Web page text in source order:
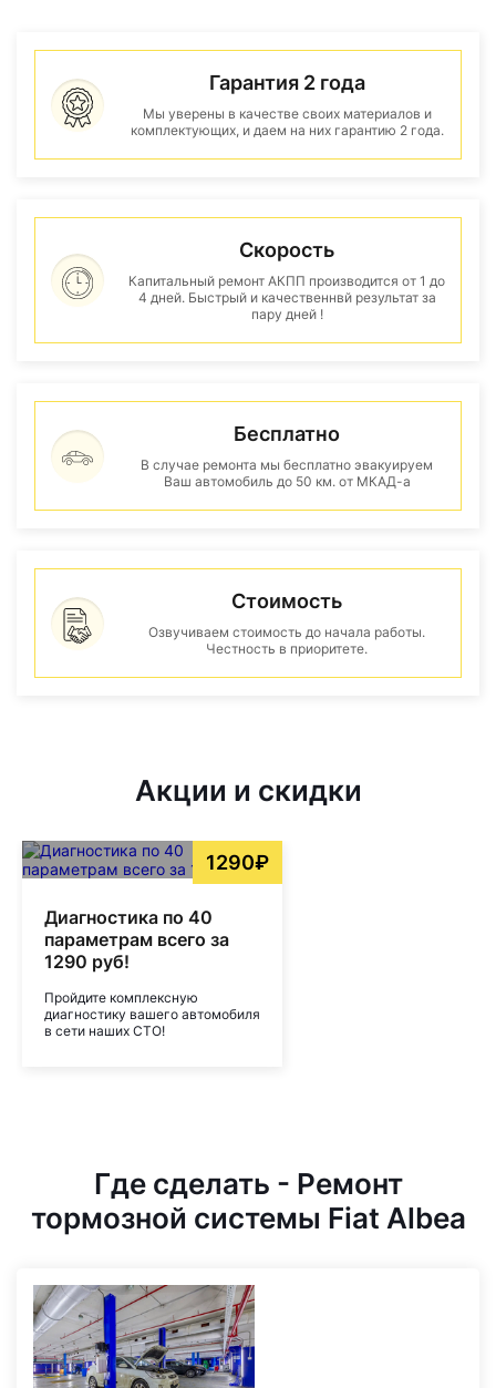
Гарантия 2 года
Мы уверены в качестве своих материалов и
комплектующих, и даем на них гарантию 2 года.
Скорость
Капитальный ремонт АКПП производится от 1 до
4 дней. Быстрый и качественнвй результат за
пару дней !
Бесплатно
В случае ремонта мы бесплатно эвакуируем
Ваш автомобиль до 50 км. от МКАД-а
Стоимость
Озвучиваем стоимость до начала работы.
Честность в приоритете.
Акции и скидки
1290₽
Диагностика по 40
параметрам всего за
1290 руб!
Пройдите комплексную
диагностику вашего автомобиля
в сети наших СТО!
Где сделать - Ремонт
тормозной системы Fiat Albea